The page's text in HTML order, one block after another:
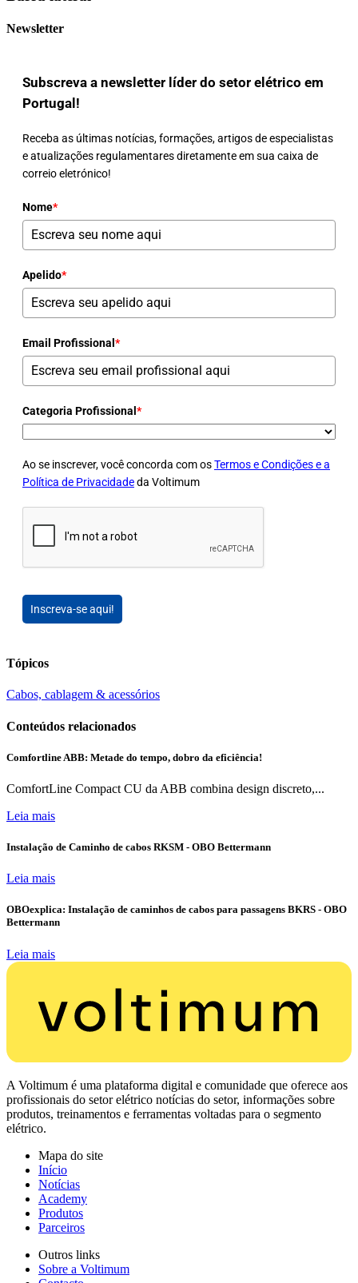
Newsletter
Subscreva a newsletter líder do setor elétrico em
Portugal!
Receba as últimas notícias, formações, artigos de especialistas
e atualizações regulamentares diretamente em sua caixa de
correio eletrónico!
Nome*
Apelido*
Email Profissional *
Categoria Profissional *
Ao se inscrever, você concorda com osTermos e Condições e a
Política de Privacidadeda Voltimum
Inscreva-se aqui!
Tópicos
Cabos, cablagem & acessórios
Conteúdos relacionados
Comfortline ABB: Metade do tempo, dobro da eficiência!
ComfortLine Compact CU da ABB combina design discreto,...
Leia mais
Instalação de Caminho de cabos RKSM - OBO Bettermann
Leia mais
OBOexplica: Instalação de caminhos de cabos para passagens BKRS - OBO
Bettermann
Leia mais
A Voltimum é uma plataforma digital e comunidade que oferece aos
profissionais do setor elétrico notícias do setor, informações sobre
produtos, treinamentos e ferramentas voltadas para o segmento
elétrico.
Mapa do site
Início
Notícias
Academy
Produtos
Parceiros
Outros links
Sobre a Voltimum